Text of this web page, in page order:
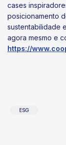
cases
posicionamento
sustentabilidade
agora mesmo e
https://
ESG